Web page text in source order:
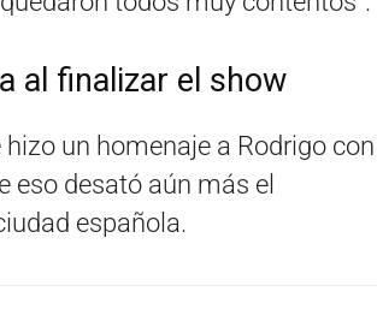
al finalizar el show
un homenaje a Rodrigo con
eso desató aún más el
española.